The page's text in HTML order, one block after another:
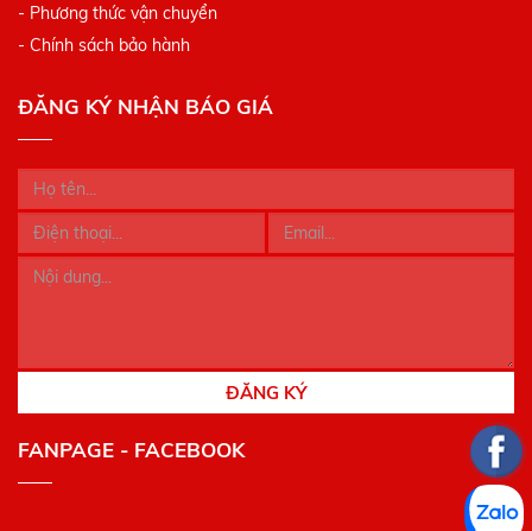
- Phương thức vận chuyển
- Chính sách bảo hành
ĐĂNG KÝ NHẬN BÁO GIÁ
ĐĂNG KÝ
FANPAGE - FACEBOOK